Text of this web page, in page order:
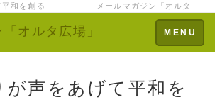
て平和を創る メールマガジン「オルタ」
Toggle
navigation
MENU
オルタ広場」
が声をあげて平和を